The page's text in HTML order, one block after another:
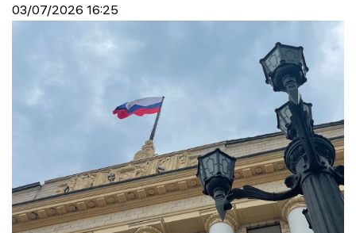
03/07/2026 16:25